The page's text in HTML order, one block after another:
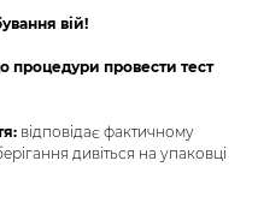
вій!
процедури провести тест
відповідає фактичному
дивіться на упаковці